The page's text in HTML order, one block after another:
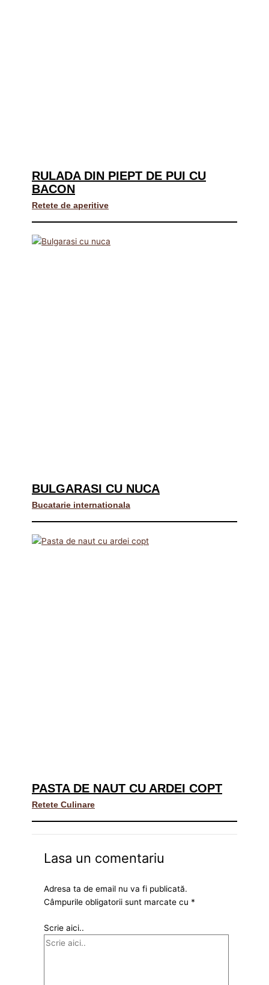
RULADA DIN PIEPT DE PUI CU
BACON
Retete de aperitive
BULGARASI CU NUCA
Bucatarie internationala
PASTA DE NAUT CU ARDEI COPT
Retete Culinare
Lasa un comentariu
Adresa ta de email nu va fi publicată.
Câmpurile obligatorii sunt marcate cu *
Scrie aici..